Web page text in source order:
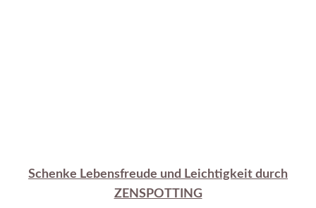
Schenke Lebensfreude und Leichtigkeit durch
ZENSPOTTING